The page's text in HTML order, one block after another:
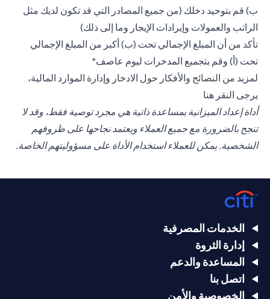
ب) قم بتوحيد دخلك (من جميع المصادر التي قد تكون لديك مثل
الراتب والعمولات وإيرادات الإيجار وما إلى ذلك)
تأكد من أن المبلغ الإجمالي تحت (ب) أكبر من المبلغ الإجمالي
تحت (أ) وقم بتجميع المدخرات ليوم عاصف*
لمزيد من النصائح والأفكار حول الادخار وإدارة الموارد المالية،
يرجى النقر هنا
أداة إعداد الميزانية بمساعدة ذاتية هي مجرد توصية فقط، وقد لا
تنجح بالضرورة مع جميع العملاء ويعتمد نجاحها على ظروفهم
الشخصية. يمكن للعملاء استخدام الأداة على مسؤوليتهم الخاصة.
الخدمات المصرفية
إدارة الثروة
المساعدة والدعم
اتصل بنا
الخصوصية والأمن